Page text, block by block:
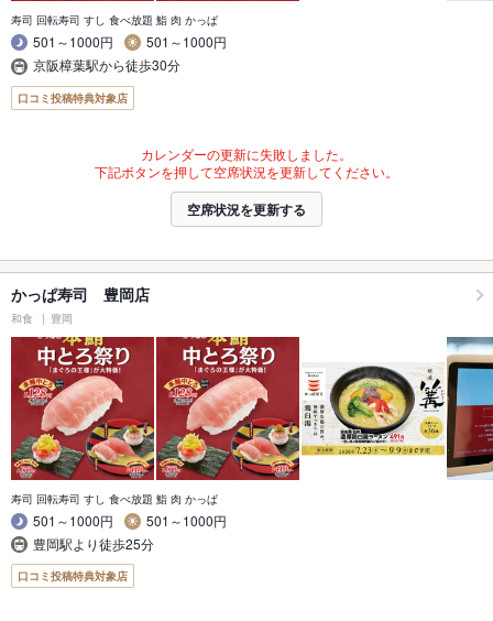
寿司 回転寿司 すし 食べ放題 鮨 肉 かっぱ
501～1000円
501～1000円
京阪樟葉駅から徒歩30分
口コミ投稿特典対象店
カレンダーの更新に失敗しました。
下記ボタンを押して空席状況を更新してください。
空席状況を更新する
かっぱ寿司 豊岡店
和食 豊岡
寿司 回転寿司 すし 食べ放題 鮨 肉 かっぱ
501～1000円
501～1000円
豊岡駅より徒歩25分
口コミ投稿特典対象店